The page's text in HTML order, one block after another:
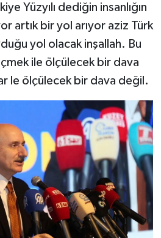
Yüzyılı dediğin insanlığın
artık bir yol arıyor aziz Türk
yol olacak inşallah. Bu
ile ölçülecek bir dava
le ölçülecek bir dava değil.